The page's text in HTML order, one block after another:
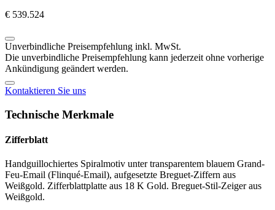
€ 539.524
Unverbindliche Preisempfehlung inkl. MwSt.
Die unverbindliche Preisempfehlung kann jederzeit ohne vorherige
Ankündigung geändert werden.
Kontaktieren Sie uns
Technische Merkmale
Zifferblatt
Handguillochiertes Spiralmotiv unter transparentem blauem Grand-
Feu-Email (Flinqué-Email), aufgesetzte Breguet-Ziffern aus
Weißgold. Zifferblattplatte aus 18 K Gold. Breguet-Stil-Zeiger aus
Weißgold.